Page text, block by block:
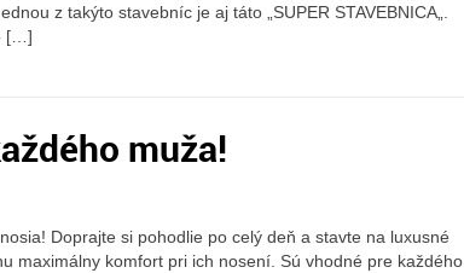
z takýto stavebníc je aj táto „SUPER STAVEBNICA„.
[…]
muža!
Doprajte si pohodlie po celý deň a stavte na luxusné
maximálny komfort pri ich nosení. Sú vhodné pre každého